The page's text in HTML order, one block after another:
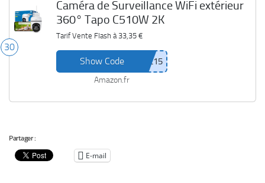
30
Caméra de Surveillance WiFi extérieur
360° Tapo C510W 2K
Tarif Vente Flash à 33,35 €
Show Code
Amazon.fr
Partager :
E-mail